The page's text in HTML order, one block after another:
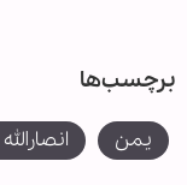
برچسب‌ها
یمن